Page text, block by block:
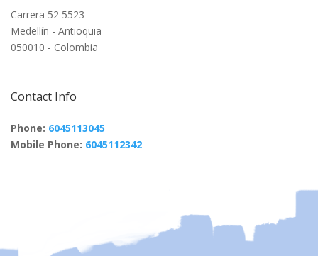
Carrera 52 5523
Medellín - Antioquia
050010 - Colombia
Contact Info
Phone: 6045113045
Mobile Phone: 6045112342